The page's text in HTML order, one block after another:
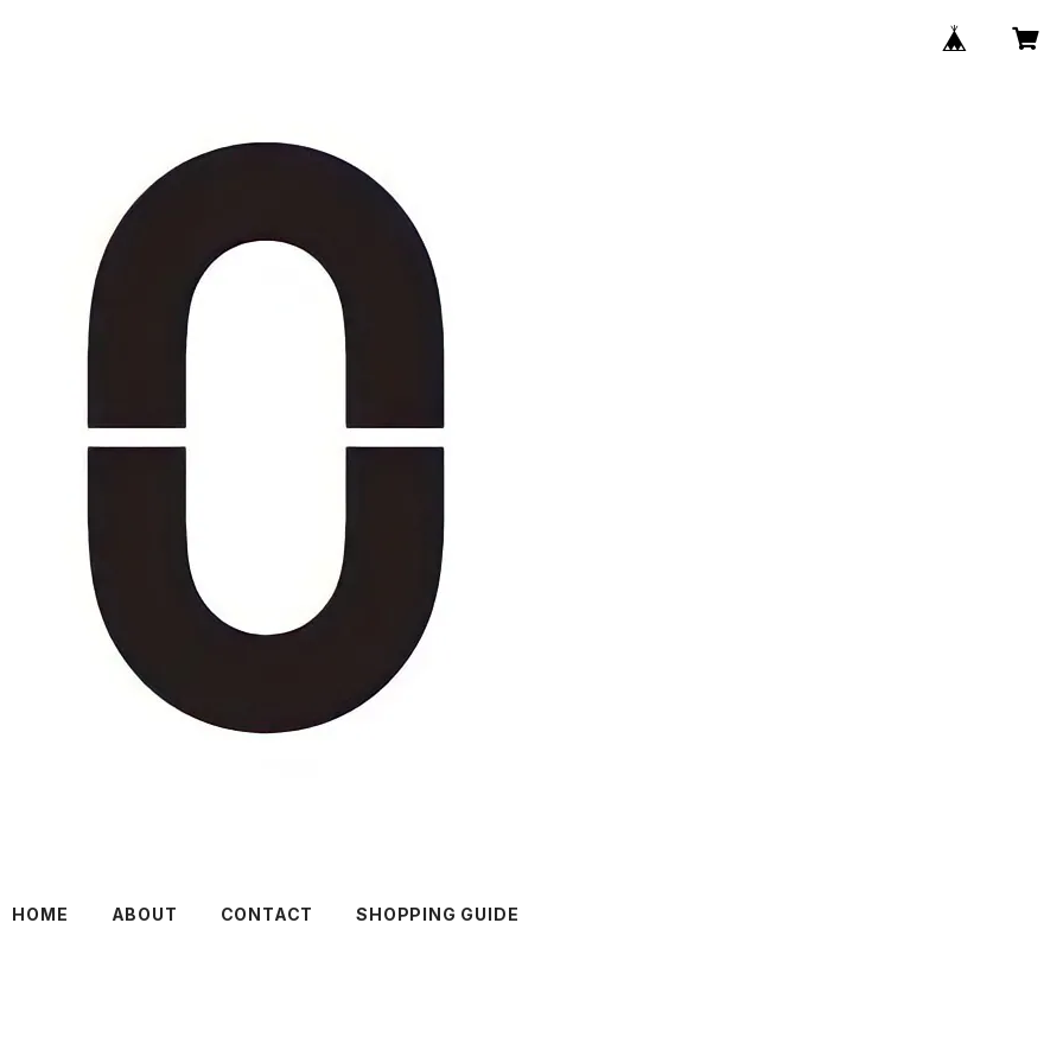
HOME ABOUT CONTACT SHOPPING GUIDE